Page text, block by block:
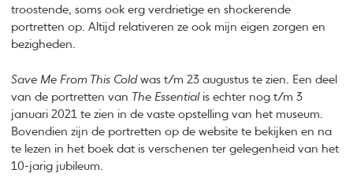
troostende, soms ook erg verdrietige en shockerende
portretten op. Altijd relativeren ze ook mijn eigen zorgen en
bezigheden.
Save Me From This Coldwas t/m 23 augustus te zien. Een deel
van de portretten van The Essentialis echter nog t/m 3
januari 2021 te zien in de vaste opstelling van het museum.
Bovendien zijn de portretten op de website te bekijken en na
te lezen in het boek dat is verschenen ter gelegenheid van het
10-jarig jubileum.